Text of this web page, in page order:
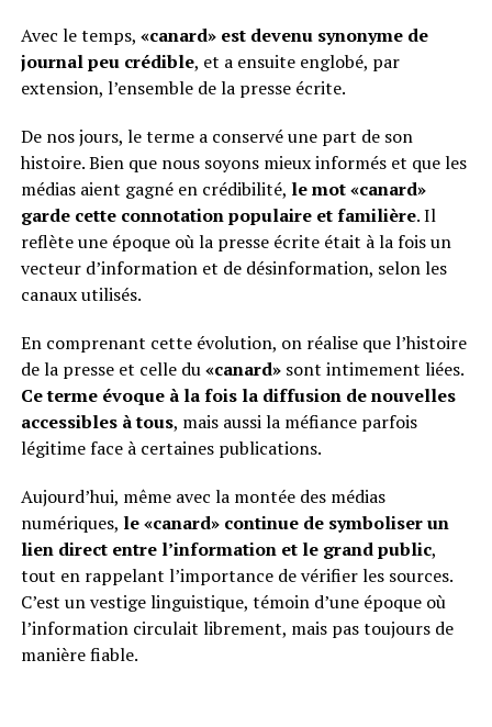
Avec le temps, «canard» est devenu synonyme de
journal peu crédible, et a ensuite englobé, par
extension, l’ensemble de la presse écrite.
De nos jours, le terme a conservé une part de son
histoire. Bien que nous soyons mieux informés et que les
médias aient gagné en crédibilité, le mot «canard»
garde cette connotation populaire et familière. Il
reflète une époque où la presse écrite était à la fois un
vecteur d’information et de désinformation, selon les
canaux utilisés.
En comprenant cette évolution, on réalise que l’histoire
de la presse et celle du«canard»sont intimement liées.
Ce terme évoque à la fois la diffusion de nouvelles
accessibles à tous, mais aussi la méfiance parfois
légitime face à certaines publications.
Aujourd’hui, même avec la montée des médias
numériques, le «canard» continue de symboliser un
lien direct entre l’information et le grand public,
tout en rappelant l’importance de vérifier les sources.
C’est un vestige linguistique, témoin d’une époque où
l’information circulait librement, mais pas toujours de
manière fiable.